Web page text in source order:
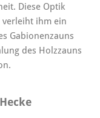
Diese Optik
verleiht ihm ein
Gabionenzauns
des Holzzauns